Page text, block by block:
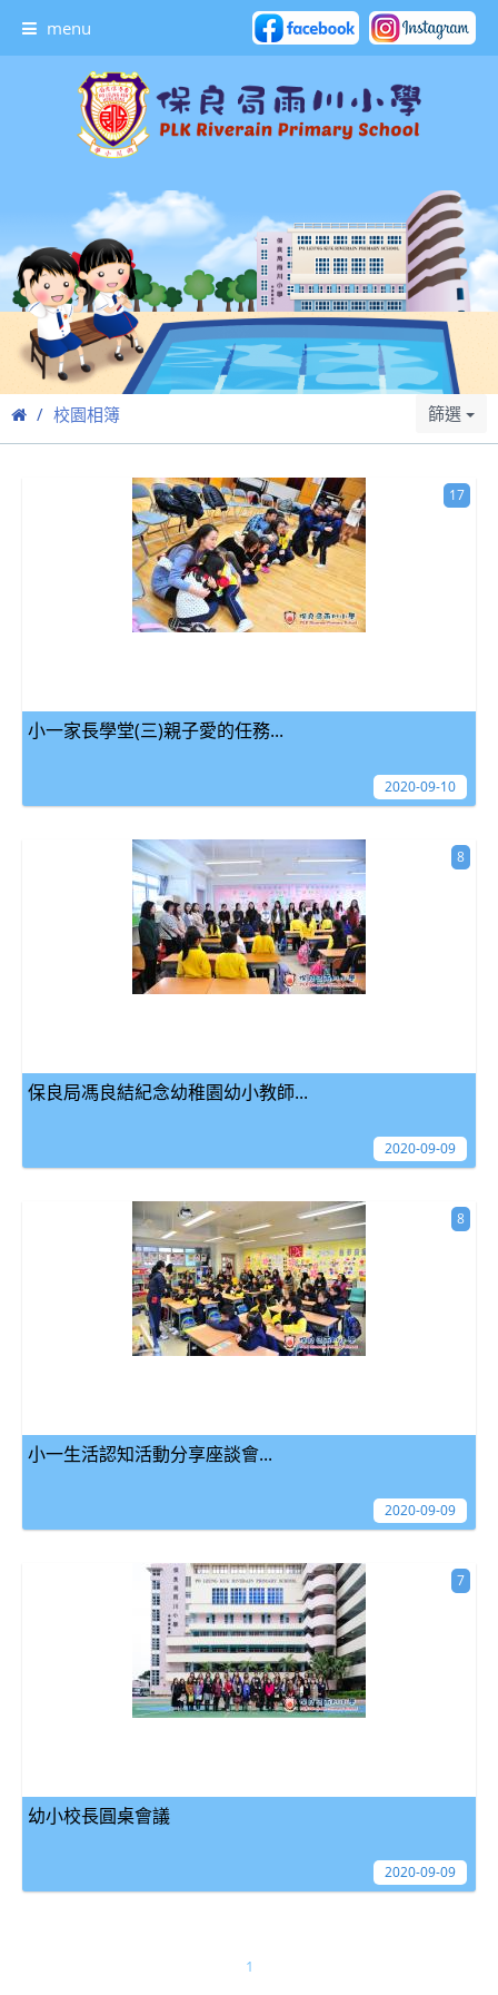
menu
校園相簿 篩選
小一家長學堂(三)親子愛的任務...
17
2020-09-10
保良局馮良結紀念幼稚園幼小教師...
8
2020-09-09
小一生活認知活動分享座談會...
8
2020-09-09
幼小校長圓桌會議
7
2020-09-09
1